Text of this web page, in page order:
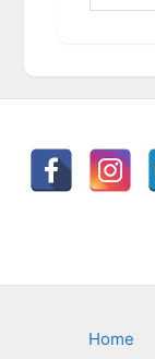
c
s
Footer
Home